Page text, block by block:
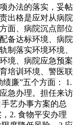
办法的落实，妥帖
出格是应对从病院
面、病院沉点部位
备达标环境、病院
制落实环境环境、
境、病院应急预案
培训环境、警医联
廉”五个方面： 1.
急办理。担任来访
艺办事方案的总
2. 食物平安办理